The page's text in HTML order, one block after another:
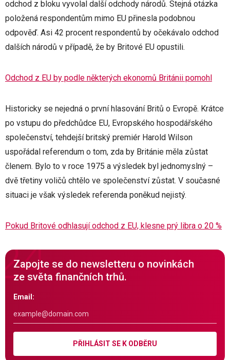
odchod z bloku vyvolal další odchody národů. Stejná otázka
položená respondentům mimo EU přinesla podobnou
odpověď. Asi 42 procent respondentů by očekávalo odchod
dalších národů v případě, že by Britové EU opustili.
Odchod z EU by podle některých ekonomů Británii pomohl
Historicky se nejedná o první hlasování Britů o Evropě. Krátce
po vstupu do předchůdce EU, Evropského hospodářského
společenství, tehdejší britský premiér Harold Wilson
uspořádal referendum o tom, zda by Británie měla zůstat
členem. Bylo to v roce 1975 a výsledek byl jednomyslný –
dvě třetiny voličů chtělo ve společenství zůstat. V současné
situaci je však výsledek referenda poněkud nejistý.
Pokud Britové odhlasují odchod z EU, klesne prý libra o 20 %
Zapojte se do newsletteru o novinkách
ze světa finančních trhů.
Email:
PŘIHLÁSIT SE K ODBĚRU